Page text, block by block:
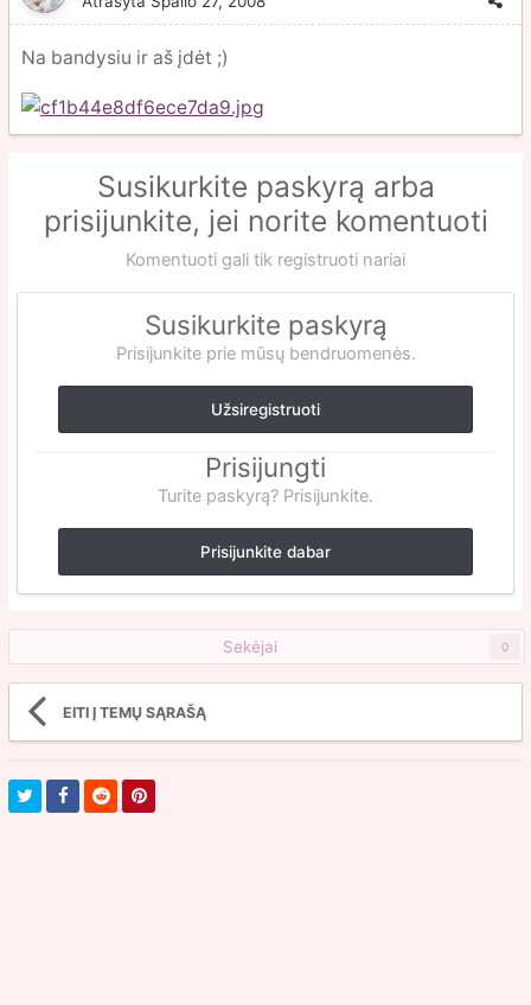
Na bandysiu ir aš įdėt ;)
Susikurkite paskyrą arba
prisijunkite, jei norite komentuoti
Komentuoti gali tik registruoti nariai
Susikurkite paskyrą
Prisijunkite prie mūsų bendruomenės.
Užsiregistruoti
Prisijungti
Turite paskyrą? Prisijunkite.
Prisijunkite dabar
Sekėjai 0
EITI Į TEMŲ SĄRAŠĄ